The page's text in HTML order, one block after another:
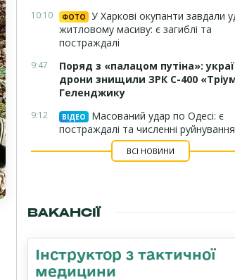
10:10 ФОТО
У Харкові окупанти завдали
житловому масиву: є загиблі та
постраждалі
9:47
Поряд з «палацом путіна»:
дрони знищили ЗРК С-400
Геленджику
9:12 ВІДЕО
Масований удар по Одесі: є
постраждалі та численні руйнування
ВСІ НОВИНИ
ВАКАНСІЇ
Інструктор з тактичної
медицини